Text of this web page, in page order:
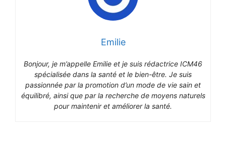
Emilie
Bonjour, je m’appelle Emilie et je suis rédactrice ICM46
spécialisée dans la santé et le bien-être. Je suis
passionnée par la promotion d’un mode de vie sain et
équilibré, ainsi que par la recherche de moyens naturels
pour maintenir et améliorer la santé.